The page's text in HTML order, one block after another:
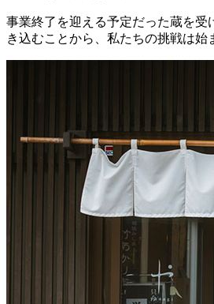
事業終了を迎える予定だった蔵を受
き込むことから、私たちの挑戦は始